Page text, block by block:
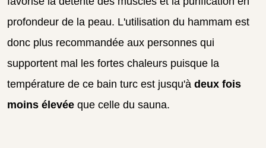
profondeur de la peau. L'utilisation du hammam est
donc plus recommandée aux personnes qui
supportent mal les fortes chaleurs puisque la
température de ce bain turc est jusqu'à deux fois
moins élevée que celle du sauna.